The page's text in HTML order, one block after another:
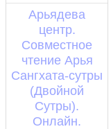
Арьядева
центр.
Совместное
чтение Арья
Сангхата-сутры
(Двойной
Сутры).
Онлайн.